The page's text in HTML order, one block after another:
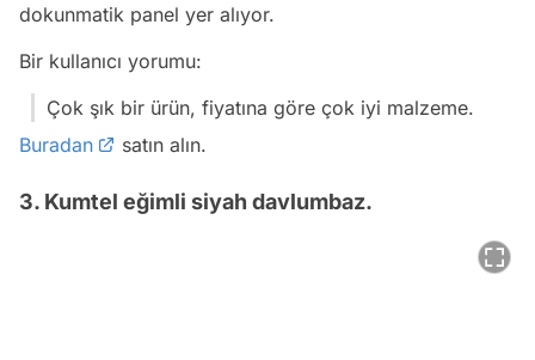
dokunmatik panel yer alıyor.
Bir kullanıcı yorumu:
Çok şık bir ürün, fiyatına göre çok iyi malzeme.
Buradan
satın alın.
3. Kumtel eğimli siyah davlumbaz.